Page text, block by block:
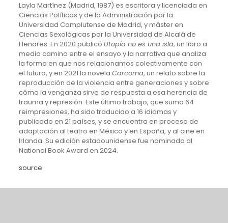
Layla Martínez (Madrid, 1987) es escritora y licenciada en
Ciencias Políticas y de la Administración por la
Universidad Complutense de Madrid, y máster en
Ciencias Sexológicas por la Universidad de Alcalá de
Henares. En 2020 publicó Utopía no es una isla, un libro a
medio camino entre el ensayo y la narrativa que analiza
la forma en que nos relacionamos colectivamente con
el futuro, y en 2021 la novela Carcoma, un relato sobre la
reproducción de la violencia entre generaciones y sobre
cómo la venganza sirve de respuesta a esa herencia de
trauma y represión. Este último trabajo, que suma 64
reimpresiones, ha sido traducido a 16 idiomas y
publicado en 21 países, y se encuentra en proceso de
adaptación al teatro en México y en España, y al cine en
Irlanda. Su edición estadounidense fue nominada al
National Book Award en 2024.
source